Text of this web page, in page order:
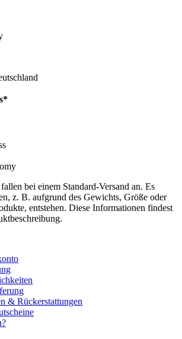
bei einem Standard-Versand an. Es
z. B. aufgrund des Gewichts, Größe oder
entstehen. Diese Informationen findest
& Rückerstattungen